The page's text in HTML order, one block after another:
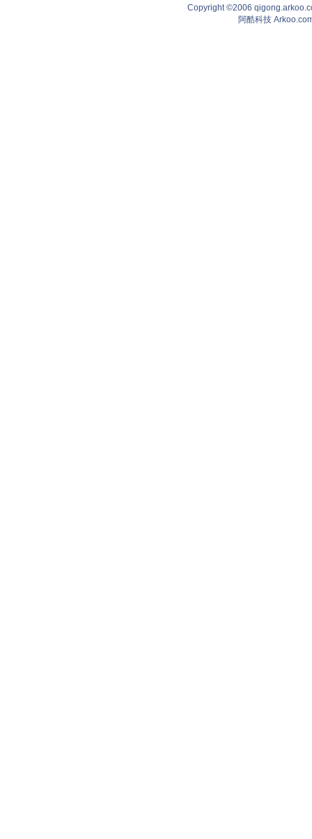
Copyright ©2006
阿酷科技